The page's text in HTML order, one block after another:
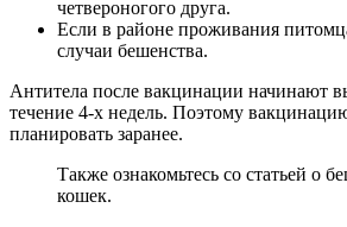
четвероногого друга.
Если в районе проживания
случаи бешенства.
Антитела после вакцинации начинают
течение 4-х недель. Поэтому
планировать заранее.
Также ознакомьтесь со статьей о
кошек.